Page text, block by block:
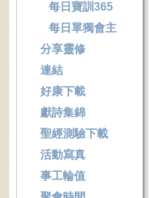
每日寶訓365
每日單獨會主
分享靈修
連結
好康下載
獻詩集錦
聖經測驗下載
活動寫真
事工輪值